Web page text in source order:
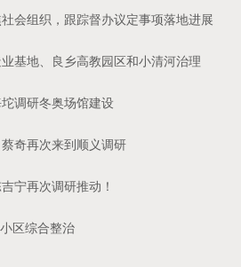
会组织，跟踪督办议定事项落地进展
基地、良乡高教园区和小清河治理
调研冬奥场馆建设
奇再次来到顺义调研
宁再次调研推动！
区综合整治